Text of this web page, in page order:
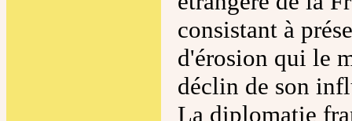
consistant à
d'érosion qui le
déclin de son
La diplomatie